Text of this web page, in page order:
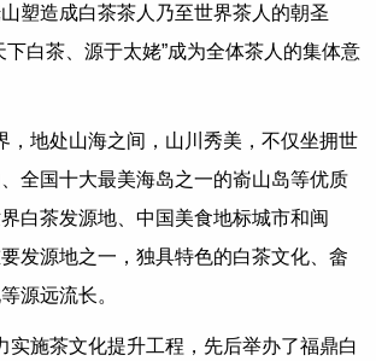
塑造成白茶茶人乃至世界茶人的朝圣
下白茶、源于太姥”成为全体茶人的集体意
，地处山海之间，山川秀美，不仅坐拥世
全国十大最美海岛之一的嵛山岛等优质
白茶发源地、中国美食地标城市和闽
发源地之一，独具特色的白茶文化、畲
源远流长。
实施茶文化提升工程，先后举办了福鼎白